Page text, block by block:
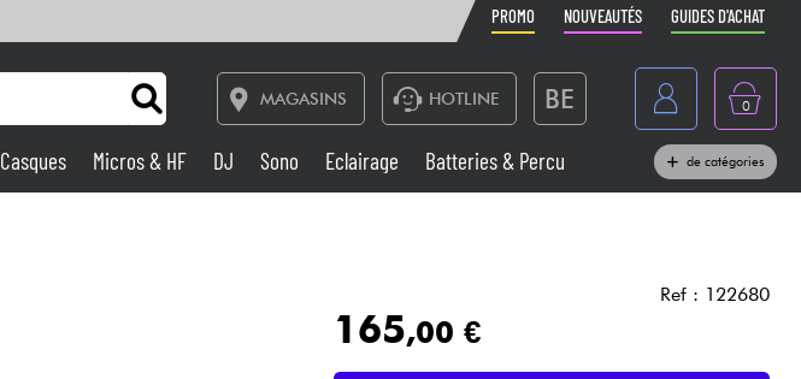
PROMO NOUVEAUTÉS GUIDES D'ACHAT
MAGASINS HOTLINE BE
België
Nederland
0
Sono
Casques Micros & HF DJ Sono Eclairage
Batteries & Percu
de catégories
Ref : 122680
165,00 €